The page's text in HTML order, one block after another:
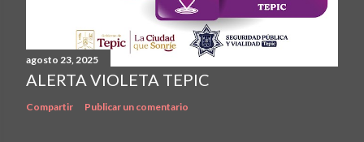
agosto 23, 2025
ALERTA VIOLETA TEPIC
Compartir Publicar un comentario